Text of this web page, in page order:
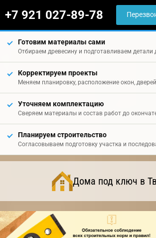
+7 921 027-89-78
Готовим материалы сами
Отбираем древесину и подготавливаем детали
Корректируем проекты
Меняем планировку, расположение окон,
Уточняем комплектацию
Сверяем материалы и состав работ до
Планируем строительство
Согласовываем подготовку участка и
Дома под ключ в